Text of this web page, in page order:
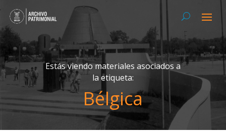
Estás viendo materiales asociados a
la etiqueta:
Bélgica